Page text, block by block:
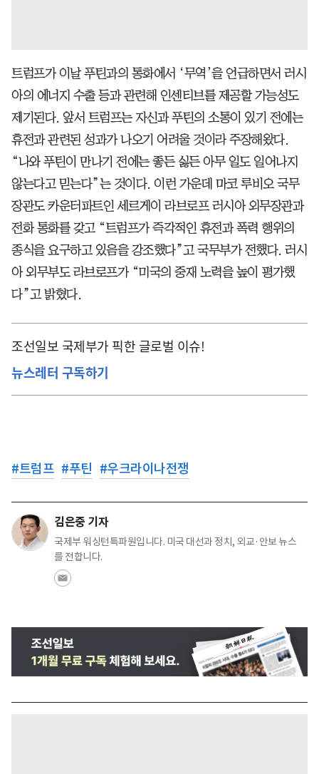
트럼프가 이날 푸틴과의 통화에서 ‘무역’을 언급하면서 러시
아의 에너지 수출 등과 관련해 인센티브를 제공할 가능성도
제기된다. 앞서 트럼프는 자신과 푸틴의 소통이 있기 전에는
휴전과 관련된 성과가 나오기 어려울 것이라 주장해왔다.
“나와 푸틴이 만나기 전에는 좋든 싫든 아무 일도 일어나지
않는다고 믿는다”는 것이다. 이런 가운데 마코 루비오 국무
장관도 카운터파트인 세르게이 라브로프 러시아 외무장관과
전화 통화를 갖고 “트럼프가 즉각적인 휴전과 폭력 행위의
종식을 요구하고 있음을 강조했다”고 국무부가 전했다. 러시
아 외무부도 라브로프가 “미국의 중재 노력을 높이 평가했
다”고 밝혔다.
조선일보 국제부가 픽한 글로벌 이슈!
뉴스레터 구독하기
#트럼프 #푸틴 #우크라이나전쟁
김은중 기자
국제부 워싱턴특파원입니다. 미국 대선과 정치, 외교·안보 뉴스
를 전합니다.